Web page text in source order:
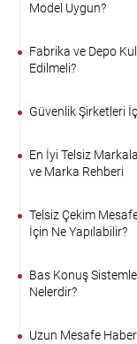
Model Uygun?
Fabrika ve Depo
Edilmeli?
Güvenlik Şirketleri
En İyi Telsiz
ve Marka Rehberi
Telsiz Çekim
İçin Ne Yapılabilir?
Bas Konuş
Nelerdir?
Uzun Mesafe